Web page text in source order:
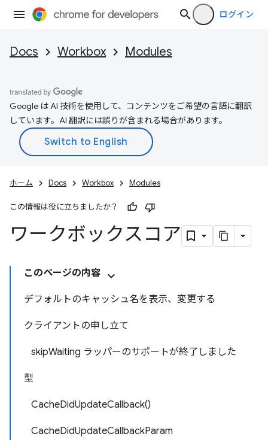
ログイン
Docs Workbox Modules
Google は AI 技術を使用して、コンテンツをご希望の言語に翻訳
しています。AI 翻訳には誤りが含まれる場合があります。
ホーム Docs Workbox Modules
この情報は役に立ちましたか？
ワークボックスコア
このページの内容
デフォルトのキャッシュ名を表示、変更する
クライアントの申し立て
skipWaiting ラッパーのサポートが終了しました
型
CacheDidUpdateCallback()
CacheDidUpdateCallbackParam